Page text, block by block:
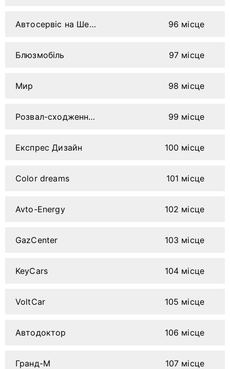
Автосервіс на Шевченка 96 місце
Блюзмобіль 97 місце
Мир 98 місце
Розвал-сходження на стенді Hofmann 99 місце
Експрес Дизайн 100 місце
Color dreams 101 місце
Avto-Energy 102 місце
GazCenter 103 місце
KeyCars 104 місце
VoltCar 105 місце
Автодоктор 106 місце
Гранд-М 107 місце